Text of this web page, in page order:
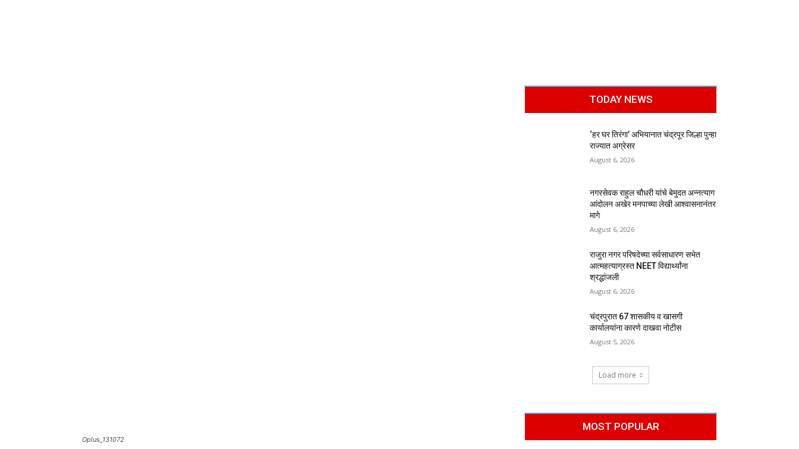
Oplus_131072
TODAY NEWS
‘हर घर तिरंगा’ अभियानात चंद्रपूर जिल्हा पुन्हा
राज्यात अग्रेसर
August 6, 2026
नगरसेवक राहुल चौधरी यांचे बेमुदत अन्नत्याग
आंदोलन अखेर मनपाच्या लेखी आश्वासनानंतर
मागे
August 6, 2026
राजुरा नगर परिषदेच्या सर्वसाधारण सभेत
आत्महत्याग्रस्त NEET विद्यार्थ्यांना
श्रद्धांजली
August 6, 2026
चंद्रपुरात 67 शासकीय व खासगी
कार्यालयांना कारणे दाखवा नोटीस
August 5, 2026
Load more
MOST POPULAR